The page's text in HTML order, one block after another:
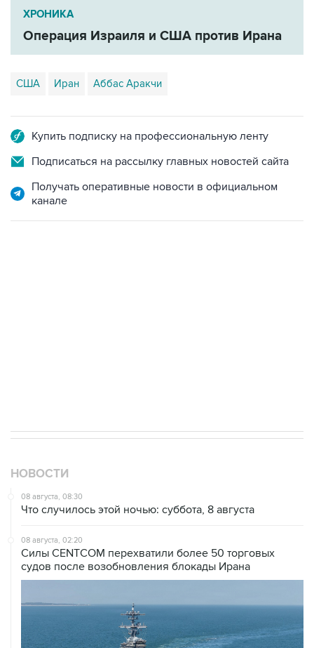
ХРОНИКА
Операция Израиля и США против Ирана
США Иран Аббас Аракчи
Купить подписку на профессиональную ленту
Подписаться на рассылку главных новостей сайта
Получать оперативные новости в официальном
канале
строительства бального зала в Белом доме